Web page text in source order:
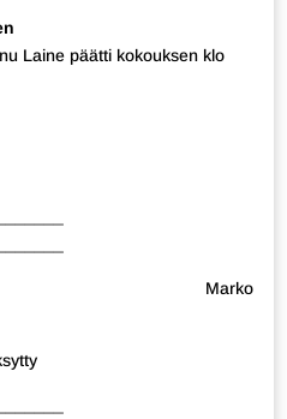
Laine päätti kokouksen klo
Marko